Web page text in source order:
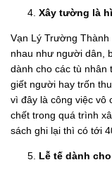
Xây tường là
Vạn Lý Trường
nhau như người dân,
dành cho các tù
giết người hay trốn
vì đây là công việc vô
chết trong quá trình
sách ghi lại thì có tới
Lễ tế dành